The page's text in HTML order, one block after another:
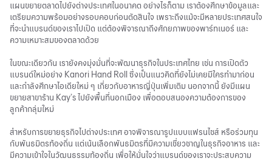
แผนขยายตลาดไปยังต่างประเทศในอนาคต อย่างไรก็ตาม เราต้องศึกษาข้อมูลและ
เตรียมความพร้อมอย่างรอบคอบก่อนตัดสินใจ เพราะถึงแม้จะมีหลายประเทศสนใจ
ที่จะนำแบรนด์ของเราไปเปิด แต่ต้องพิจารณาถึงศักยภาพของพาร์ทเนอร์ และ
ความเหมาะสมของตลาดด้วย
ในขณะเดียวกัน เรายังคงมุ่งมั่นที่จะพัฒนาธุรกิจในประเทศไทย เช่น การเปิดตัว
แบรนด์ใหม่อย่าง Kanori Hand Roll ซึ่งเป็นแนวคิดที่ยังไม่เคยมีใครทำมาก่อน
และกำลังศึกษาไอเดียใหม่ ๆ เกี่ยวกับอาหารญี่ปุ่นเพิ่มเติม นอกจากนี้ ยังมีแผน
ขยายสาขาร้าน Kay’s ไปยังพื้นที่นอกเมือง เพื่อตอบสนองความต้องการของ
ลูกค้ากลุ่มใหม่
สำหรับการขยายธุรกิจไปต่างประเทศ อาจพิจารณารูปแบบแฟรนไชส์ หรือร่วมทุน
กับพันธมิตรท้องถิ่น แต่เน้นเลือกพันธมิตรที่มีความเชี่ยวชาญในธุรกิจอาหาร และ
มีความเข้าใจในวัฒนธรรมท้องถิ่น เพื่อให้มั่นใจว่าแบรนด์ของเราจะประสบความ